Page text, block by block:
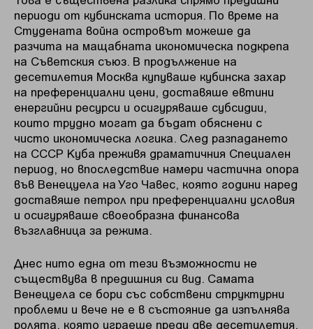
периоди от кубинската история. По време на
Студената война островът можеше да
разчита на мащабната икономическа подкрепа
на Съветския съюз. В продължение на
десетилетия Москва купуваше кубинска захар
на преференциални цени, доставяше евтини
енергийни ресурси и осигуряваше субсидии,
които трудно могат да бъдат обяснени с
чисто икономическа логика. След разпадането
на СССР Куба преживя драматичния Специален
период, но впоследствие намери частична опора
във Венецуела на Уго Чавес, която години наред
доставяше петрол при преференциални условия
и осигуряваше своеобразна финансова
възглавница за режима.
Днес нито една от тези възможности не
съществува в предишния си вид. Самата
Венецуела се бори със собствени структурни
проблеми и вече не е в състояние да изпълнява
ролята, която играеше преди две десетилетия.